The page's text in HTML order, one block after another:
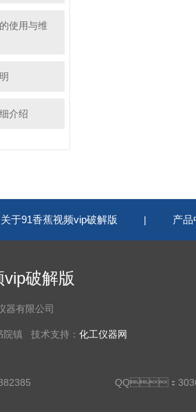
使用与维
介绍
关于91香蕉视频vip破解版 | 产品
破解版
器有限公司
院镇 技术支持： 化工仪器网
QQ：